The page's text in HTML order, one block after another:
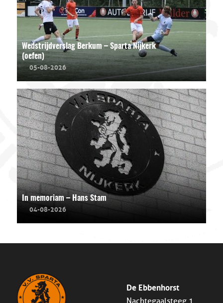
Wedstrijdverslag Berkum – Sparta Nijkerk
(oefen)
05-08-2026
In memoriam – Hans Stam
04-08-2026
De Ebbenhorst